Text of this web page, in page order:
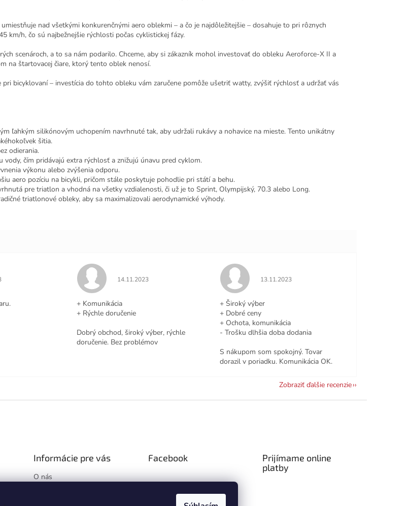
nad všetkými konkurenčnými aero oblekmi – a čo je najdôležitejšie – dosahuje to pri rôznych
km/h, čo sú najbežnejšie rýchlosti počas cyklistickej fázy.
scenároch, a to sa nám podarilo. Chceme, aby si zákazník mohol investovať do obleku Aeroforce-X II a
na štartovacej čiare, ktorý tento oblek nenosí.
bicyklovaní – investícia do tohto obleku vám zaručene pomôže ušetriť watty, zvýšiť rýchlosť a udržať vás
ľahkým silikónovým uchopením navrhnuté tak, aby udržali rukávy a nohavice na mieste. Tento unikátny
šitia.
odierania.
vody, čím pridávajú extra rýchlosť a znižujú únavu pred cyklom.
výkonu alebo zvýšenia odporu.
aero pozíciu na bicykli, pričom stále poskytuje pohodlie pri státí a behu.
pre triatlon a vhodná na všetky vzdialenosti, či už je to Sprint, Olympijský, 70.3 alebo Long.
triatlonové obleky, aby sa maximalizovali aerodynamické výhody.
obchodu je 5 z 5 hviezdičiek. Hodnotenie obchodu je 5 z 5 hviezdičiek.
14.11.2023
+ Komunikácia
+ Rýchle doručenie
Dobrý obchod, široký výber, rýchle
doručenie. Bez problémov
Hodnotenie obchodu je 5 z 5 hviezdičiek.
13.11.2023
+ Široký výber
+ Dobré ceny
+ Ochota, komunikácia
- Trošku dlhšia doba dodania
S nákupom som spokojný. Tovar
dorazil v poriadku. Komunikácia OK.
Zobraziť ďalšie recenzie
Informácie pre vás
O nás
Facebook
Prijímame online
platby